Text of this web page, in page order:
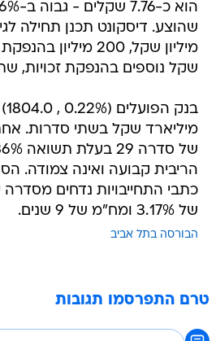
שקל נוספים בהנפקת זכויות, שתהיה ב-
מיליארד שקל בשתי סדרות.
הריבית קבועה ואינה צמודה.
כתבי התחייבויות נדחים
של 3.17% ומח"מ של 9 שנים.
הבורסה בתל אביב
טרם התפרסמו תגובות